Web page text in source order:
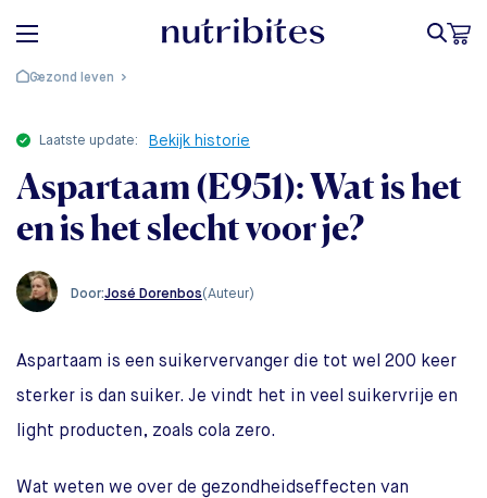
Gezond leven
laatste update: Bekijk historie
Aspartaam (E951): Wat is het
en is het slecht voor je?
Door:José Dorenbos(Auteur)
Aspartaam is een suikervervanger die tot wel 200 keer
sterker is dan suiker. Je vindt het in veel suikervrije en
light producten, zoals cola zero.
Wat weten we over de gezondheidseffecten van